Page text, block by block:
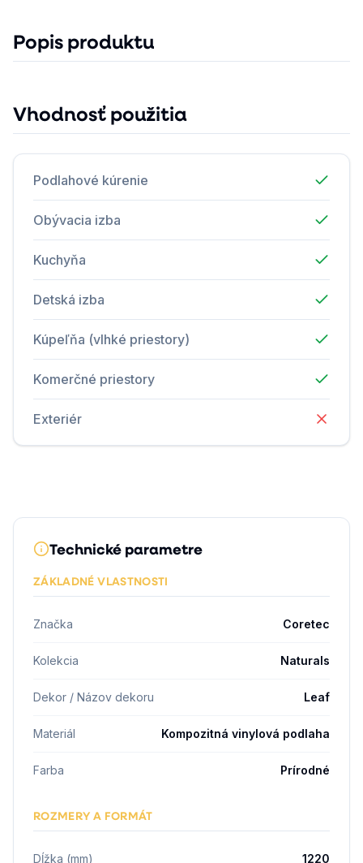
Popis produktu
Vhodnosť použitia
Podlahové kúrenie
Obývacia izba
Kuchyňa
Detská izba
Kúpeľňa (vlhké priestory)
Komerčné priestory
Exteriér
Technické parametre
ZÁKLADNÉ VLASTNOSTI
Značka Coretec
Kolekcia Naturals
Dekor / Názov dekoru Leaf
Materiál Kompozitná vinylová podlaha
Farba Prírodné
ROZMERY A FORMÁT
Dĺžka (mm) 1220